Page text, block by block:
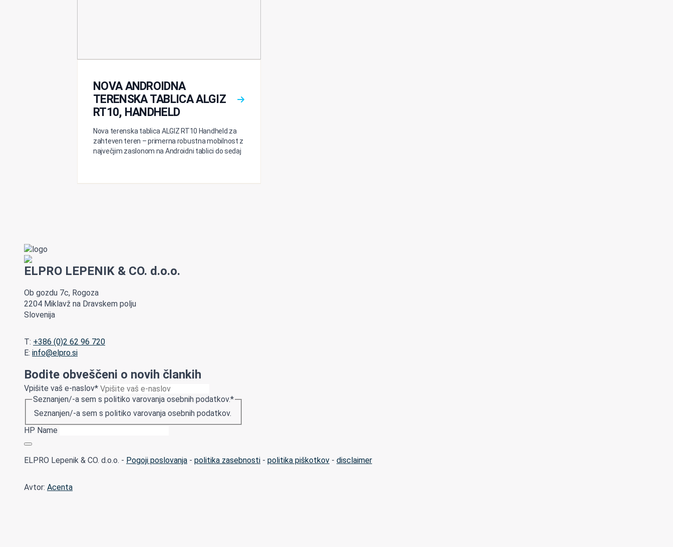
NOVA ANDROIDNA
TERENSKA TABLICA ALGIZ
RT10, HANDHELD
Nova terenska tablica ALGIZ RT10 Handheld za
zahteven teren – primerna robustna mobilnost z
največjim zaslonom na Androidni tablici do sedaj
ELPRO LEPENIK & CO. d.o.o.
Ob gozdu 7c, Rogoza
2204 Miklavž na Dravskem polju
Slovenija
T: +386 (0)2 62 96 720
E: info@elpro.si
Bodite obveščeni o novih člankih
Vpišite vaš e-naslov*
Seznanjen/-a sem s politiko varovanja osebnih podatkov.*
Seznanjen/-a sem s politiko varovanja osebnih podatkov.
HP Name
ELPRO Lepenik & CO. d.o.o. - Pogoji poslovanja - politika zasebnosti - politika piškotkov - disclaimer
Avtor: Acenta